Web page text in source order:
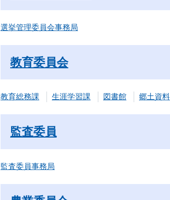
選挙管理委員会事務局
教育委員会
教育総務課 生涯学習課 図書館 郷土資
監査委員
監査委員事務局